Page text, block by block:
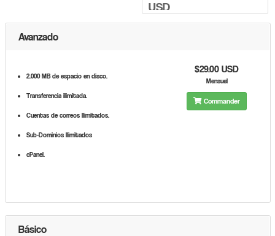
Avanzado
2.000 MB de espacio en disco.
Transferencia ilimitada.
Cuentas de correos Ilimitados.
Sub-Dominios Ilimitados
cPanel.
$29.00 USD
Mensuel
Commander
Básico